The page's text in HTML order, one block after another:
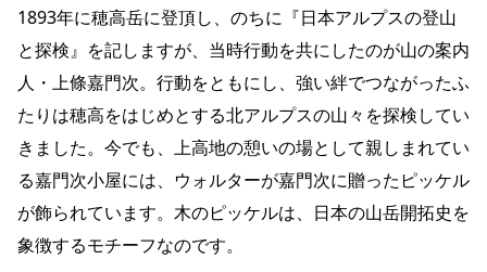
1893年に穂高岳に登頂し、のちに『日本アルプスの登山
と探検』を記しますが、当時行動を共にしたのが山の案内
人・上條嘉門次。行動をともにし、強い絆でつながったふ
たりは穂高をはじめとする北アルプスの山々を探検してい
きました。今でも、上高地の憩いの場として親しまれてい
る嘉門次小屋には、ウォルターが嘉門次に贈ったピッケル
が飾られています。木のピッケルは、日本の山岳開拓史を
象徴するモチーフなのです。